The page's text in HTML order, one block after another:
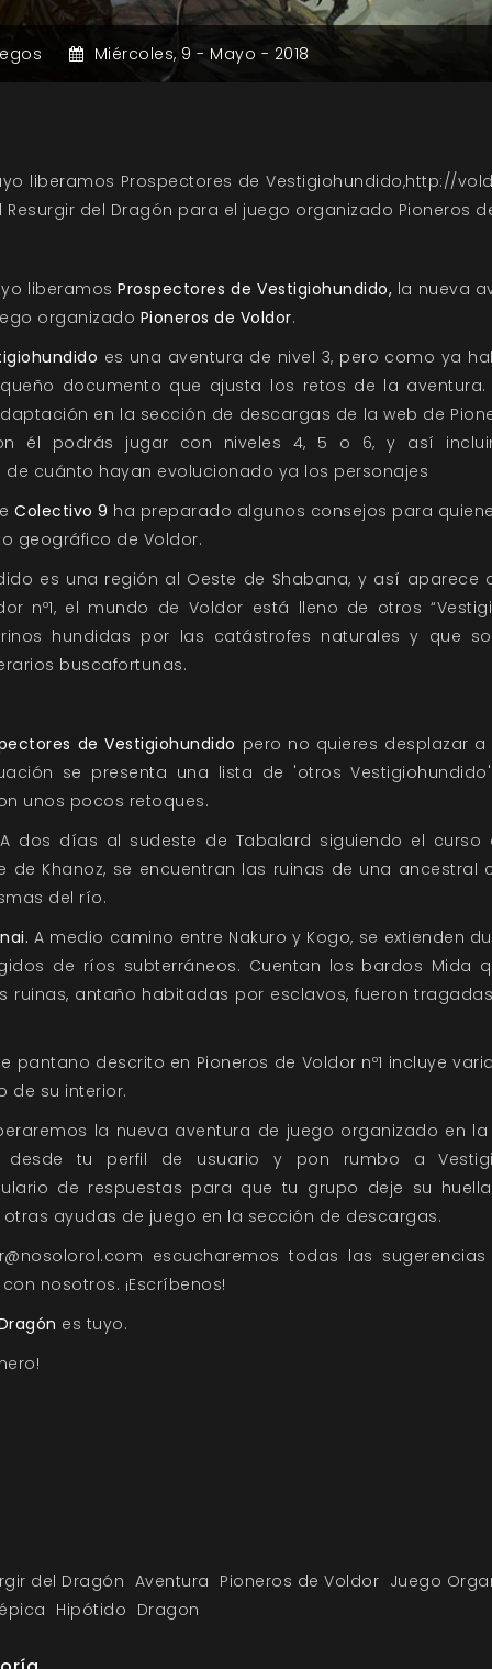
Miércoles, 9 - Mayo - 2018
liberamos Prospectores de Vestigiohundido,http://
Resurgir del Dragón para el juego organizado Pioneros
liberamosProspectores de Vestigiohundido, la nueva
organizado Pioneros de Voldor.
es una aventura de nivel 3, pero como ya
documento que ajusta los retos de la aventura.
en la sección de descargas de la web de
él podrás jugar con niveles 4, 5 o 6, y así
cuánto hayan evolucionado ya los personajes
Colectivo 9 ha preparado algunos consejos para
geográfico de Voldor.
es una región al Oeste de Shabana, y así aparece
nº1, el mundo de Voldor está lleno de otros
hundidas por las catástrofes naturales y que
buscafortunas.
de Vestigiohundido pero no quieres desplazar
se presenta una lista de 'otros
unos pocos retoques.
dos días al sudeste de Tabalard siguiendo el curso
de Khanoz, se encuentran las ruinas de una ancestral
del río.
A medio camino entre Nakuro y Kogo, se extienden
de ríos subterráneos. Cuentan los bardos Mida
ruinas, antaño habitadas por esclavos, fueron
pantano descrito en Pioneros de Voldor nº1 incluye
de su interior.
la nueva aventura de juego organizado en
desde tu perfil de usuario y pon rumbo a
de respuestas para que tu grupo deje su
ayudas de juego en la sección de descargas.
escucharemos todas las
nosotros. ¡Escríbenos!
es tuyo.
del Dragón Aventura Pioneros de Voldor Juego
Hipótido Dragon